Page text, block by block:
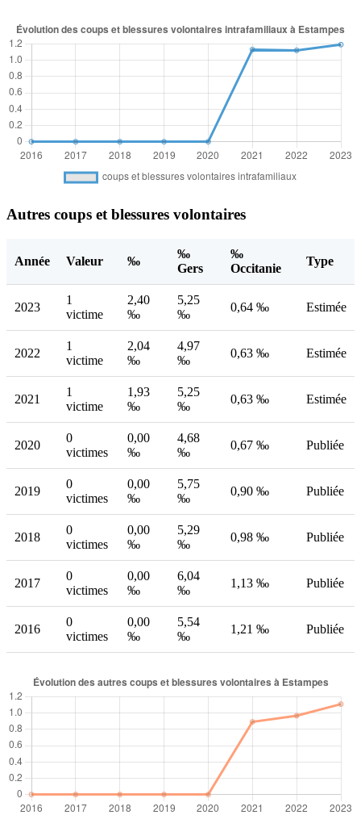
Autres coups et blessures volontaires
Année Valeur ‰
‰
Gers
‰
Occitanie
Type
2023
1
victime
2,40
‰
5,25
‰
0,64 ‰ Estimée
2022
1
victime
2,04
‰
4,97
‰
0,63 ‰ Estimée
2021
1
victime
1,93
‰
5,25
‰
0,63 ‰ Estimée
2020
0
victimes
0,00
‰
4,68
‰
0,67 ‰ Publiée
2019
0
victimes
0,00
‰
5,75
‰
0,90 ‰ Publiée
2018
0
victimes
0,00
‰
5,29
‰
0,98 ‰ Publiée
2017
0
victimes
0,00
‰
6,04
‰
1,13 ‰ Publiée
2016
0
victimes
0,00
‰
5,54
‰
1,21 ‰ Publiée